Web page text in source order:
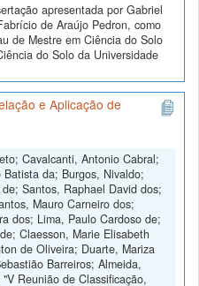
apresentada por Gabriel
de Araújo Pedron, como
de Mestre em Ciência do Solo
do Solo da Universidade
e Aplicação de
Cavalcanti, Antonio Cabral;
da; Burgos, Nivaldo;
Santos, Raphael David dos;
Mauro Carneiro dos;
dos; Lima, Paulo Cardoso de;
Claesson, Marie Elisabeth
de Oliveira; Duarte, Mariza
Barreiros; Almeida,
Reunião de Classificação,